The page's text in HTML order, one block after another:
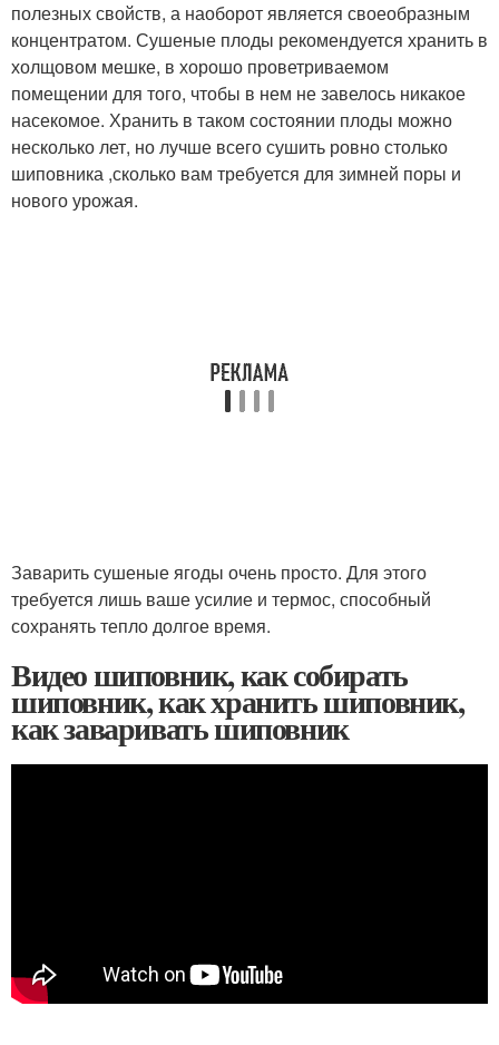
полезных свойств, а наоборот является своеобразным
концентратом. Сушеные плоды рекомендуется хранить в
холщовом мешке, в хорошо проветриваемом
помещении для того, чтобы в нем не завелось никакое
насекомое. Хранить в таком состоянии плоды можно
несколько лет, но лучше всего сушить ровно столько
шиповника ,сколько вам требуется для зимней поры и
нового урожая.
Заварить сушеные ягоды очень просто. Для этого
требуется лишь ваше усилие и термос, способный
сохранять тепло долгое время.
Видео шиповник, как собирать
шиповник, как хранить шиповник,
как заваривать шиповник